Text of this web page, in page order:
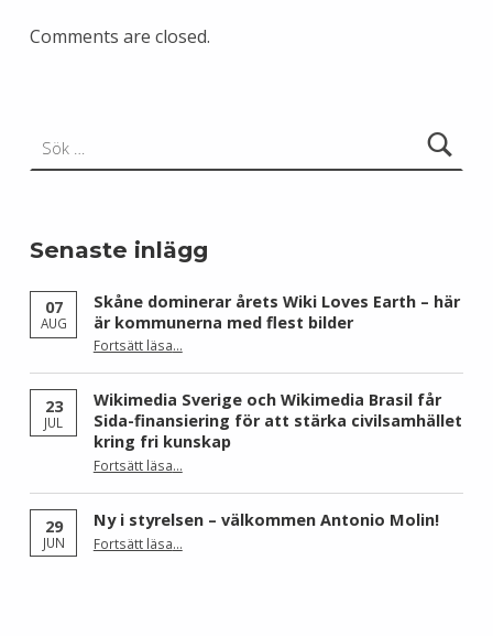
Comments are closed.
Senaste inlägg
07
AUG
Skåne dominerar årets Wiki Loves Earth – här
är kommunerna med flest bilder
Fortsätt läsa“Skåne dominerar årets Wiki Loves Earth – här är kommunerna med flest bilder”
…
23
JUL
Wikimedia Sverige och Wikimedia Brasil får
Sida-finansiering för att stärka civilsamhället
kring fri kunskap
Fortsätt läsa“Wikimedia Sverige och Wikimedia Brasil får Sida-finansiering för att stärka civilsamhället kring fri kunskap”
…
29
JUN
Ny i styrelsen – välkommen Antonio Molin!
Fortsätt läsa“Ny i styrelsen – välkommen Antonio Molin!”
…